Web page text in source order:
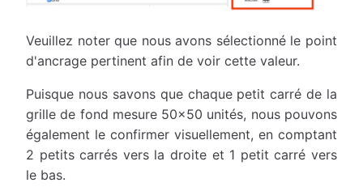
Veuillez noter que nous avons sélectionné le point
d'ancrage pertinent afin de voir cette valeur.
Puisque nous savons que chaque petit carré de la
grille de fond mesure 50x50 unités, nous pouvons
également le confirmer visuellement, en comptant
2 petits carrés vers la droite et 1 petit carré vers
le bas.